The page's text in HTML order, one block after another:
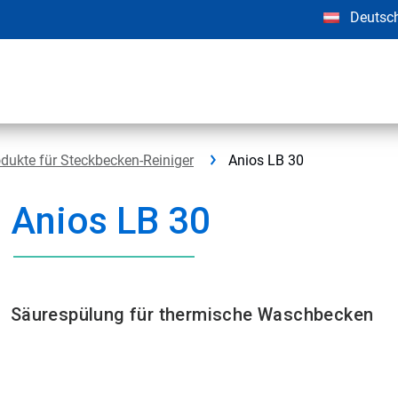
für Steckbecken-Reiniger Anios LB 30
Anios LB 30
Säurespülung für thermische Waschbecken